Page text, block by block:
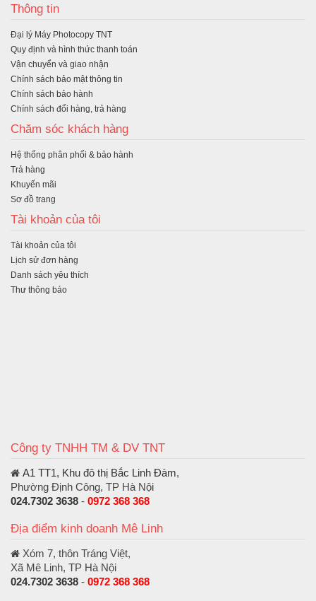
Thông tin
Đại lý Máy Photocopy TNT
Quy định và hình thức thanh toán
Vận chuyển và giao nhận
Chính sách bảo mật thông tin
Chính sách bảo hành
Chính sách đổi hàng, trả hàng
Chăm sóc khách hàng
Hệ thống phân phối & bảo hành
Trả hàng
Khuyến mãi
Sơ đồ trang
Tài khoản của tôi
Tài khoản của tôi
Lịch sử đơn hàng
Danh sách yêu thích
Thư thông báo
Công ty TNHH TM & DV TNT
A1 TT1, Khu đô thị Bắc Linh Đàm,
Phường Định Công, TP Hà Nội
024.7302 3638 - 0972 368 368
Địa điểm kinh doanh Mê Linh
Xóm 7, thôn Tráng Việt,
Xã Mê Linh, TP Hà Nội
024.7302 3638 - 0972 368 368